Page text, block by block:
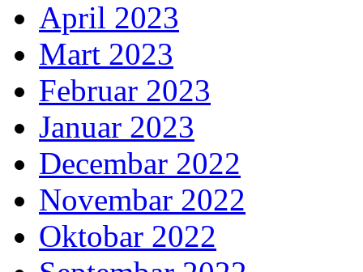
April 2023
Mart 2023
Februar 2023
Januar 2023
Decembar 2022
Novembar 2022
Oktobar 2022